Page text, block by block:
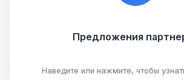
Предложения
Наведите или нажмите, чтобы
Стать партнером